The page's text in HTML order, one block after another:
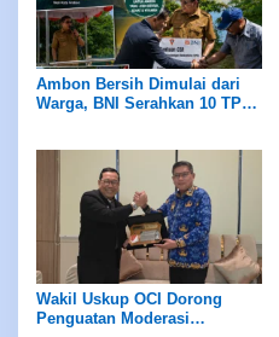
Ambon Bersih Dimulai dari
Warga, BNI Serahkan 10 TPS
Wakil Uskup OCI Dorong
Penguatan Moderasi